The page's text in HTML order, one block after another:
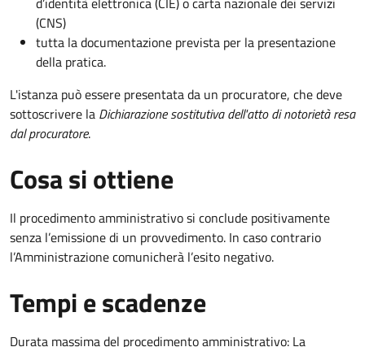
(CNS)
tutta la documentazione prevista per la presentazione
della pratica.
L'istanza può essere presentata da un procuratore, che deve
sottoscrivere la Dichiarazione sostitutiva dell'atto di notorietà resa
dal procuratore.
Cosa si ottiene
Il procedimento amministrativo si conclude positivamente
senza l’emissione di un provvedimento. In caso contrario
l’Amministrazione comunicherà l’esito negativo.
Tempi e scadenze
Durata massima del procedimento amministrativo: La